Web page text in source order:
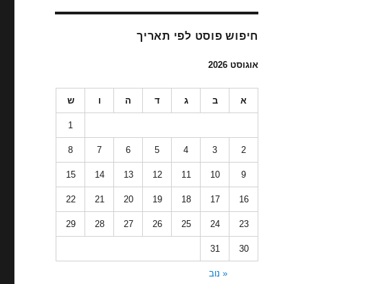
חיפוש פוסט לפי תאריך
אוגוסט 2026
א ב ג ד ה ו ש
1
2
3
4
5
6
7
8
9
10
11
12
13
14
15
16
17
18
19
20
21
22
23
24
25
26
27
28
29
30
31
« נוב